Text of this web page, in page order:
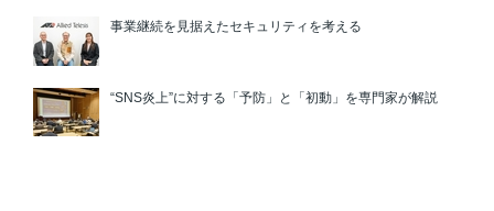
事業継続を見据えたセキュリティを考える
“SNS炎上”に対する「予防」と「初動」を専門家が解説